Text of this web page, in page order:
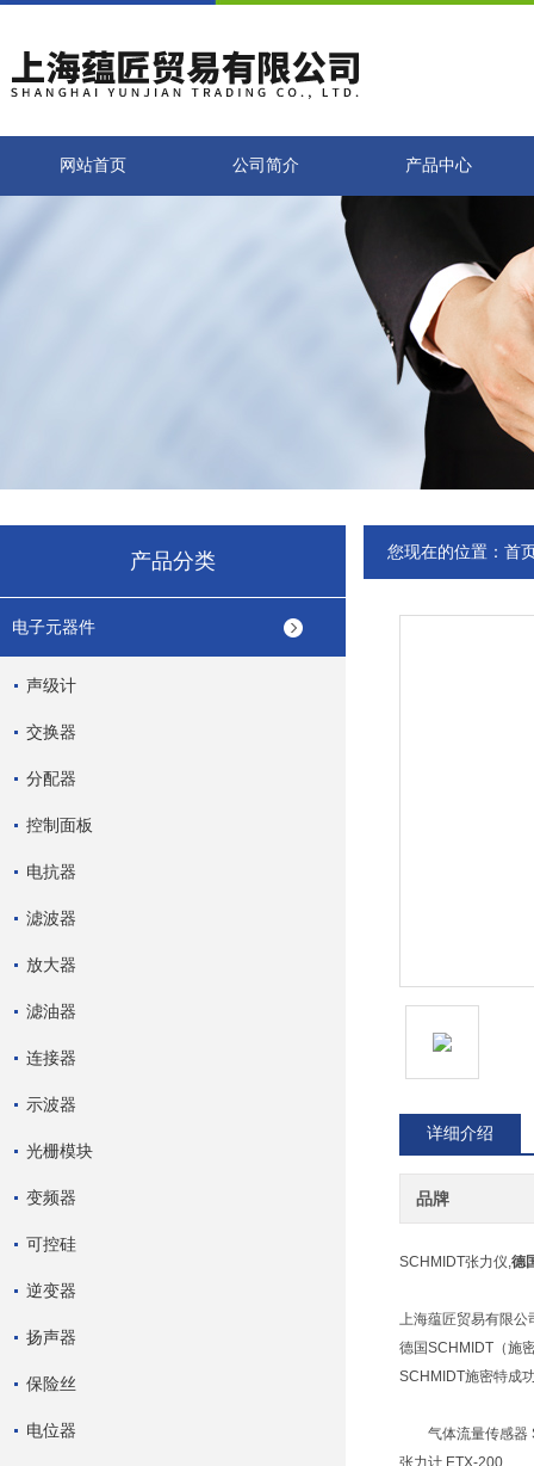
网站首页 公司简介 产品中心
产品分类
电子元器件
声级计
交换器
分配器
控制面板
电抗器
滤波器
放大器
滤油器
连接器
示波器
光栅模块
变频器
可控硅
逆变器
扬声器
保险丝
电位器
您现在的位置： 首
详细介绍
品牌
SCHMIDT张力仪,德
上海蕴匠贸易有限公
德国SCHMIDT（施
SCHMIDT施密特成
气体流量传感器
张力计 ETX-200